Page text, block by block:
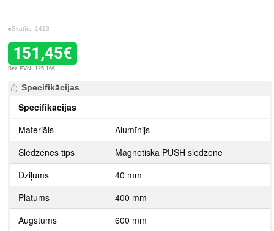
Skatīts: 1413
151,45€
Bez PVN: 125,16€
Specifikācijas
Specifikācijas
Materiāls
Alumīnijs
Slēdzenes tips
Magnētiskā PUSH slēdzene
Dziļums
40 mm
Platums
400 mm
Augstums
600 mm